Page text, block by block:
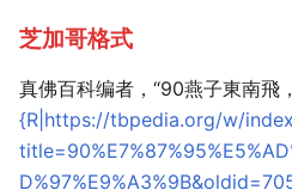
芝加哥格式
真佛百科编者，“90燕子東南飛
{R|https://tbpedia.org/w/